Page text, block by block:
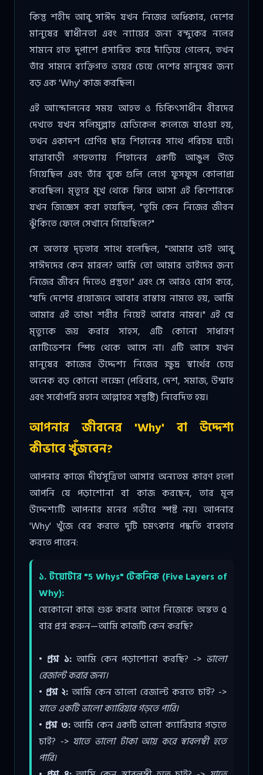
কিন্তু শহীদ আবু সাঈদ যখন নিজের অধিকার, দেশের
মানুষের স্বাধীনতা এবং ন্যায়ের জন্য বন্দুকের নলের
সামনে হাত দুপাশে প্রসারিত করে দাঁড়িয়ে গেলেন, তখন
তাঁর সামনে ব্যক্তিগত ভয়ের চেয়ে দেশের মানুষের জন্য
বড় এক 'Why' কাজ করছিল।
এই আন্দোলনের সময় আহত ও চিকিৎসাধীন বীরদের
দেখতে যখন সলিমুল্লাহ মেডিকেল কলেজে যাওয়া হয়,
তখন একাদশ শ্রেণির ছাত্র শিহানের সাথে পরিচয় ঘটে।
যাত্রাবাড়ী গণহত্যায় শিহানের একটি আঙুল উড়ে
গিয়েছিল এবং তাঁর বুকে গুলি লেগে ফুসফুস কোলাপ্স
করেছিল। মৃত্যুর মুখ থেকে ফিরে আসা এই কিশোরকে
যখন জিজ্ঞেস করা হয়েছিল, "তুমি কেন নিজের জীবন
ঝুঁকিতে ফেলে সেখানে গিয়েছিলে?"
সে অত্যন্ত দৃঢ়তার সাথে বলেছিল, "আমার ভাই আবু
সাঈদদের কেন মারল? আমি তো আমার ভাইদের জন্য
নিজের জীবন দিতেও প্রস্তুত।" এবং সে আরও যোগ করে,
"যদি দেশের প্রয়োজনে আবার রাস্তায় নামতে হয়, আমি
আমার এই ভাঙা শরীর নিয়েই আবার নামব।" এই যে
মৃত্যুকে জয় করার সাহস, এটি কোনো সাধারণ
মোটিভেশন স্পিচ থেকে আসে না। এটি আসে যখন
মানুষের কাজের উদ্দেশ্য নিজের ক্ষুদ্র স্বার্থের চেয়ে
অনেক বড় কোনো লক্ষ্যে (পরিবার, দেশ, সমাজ, উম্মাহ
এবং সর্বোপরি মহান আল্লাহর সন্তুষ্টি) নিবেদিত হয়।
আপনার জীবনের 'Why' বা উদ্দেশ্য
কীভাবে খুঁজবেন?
আপনার কাজে দীর্ঘসূত্রিতা আসার অন্যতম কারণ হলো
আপনি যে পড়াশোনা বা কাজ করছেন, তার মূল
উদ্দেশ্যটি আপনার মনের গভীরে স্পষ্ট নয়। আপনার
'Why' খুঁজে বের করতে দুটি চমৎকার পদ্ধতি ব্যবহার
করতে পারেন:
১. টয়োটার "5 Whys" টেকনিক (Five Layers of
Why):
যেকোনো কাজ শুরু করার আগে নিজেকে অন্তত ৫
বার প্রশ্ন করুন—আমি কাজটি কেন করছি?
• প্রশ্ন ১:আমি কেন পড়াশোনা করছি? -> ভালো
রেজাল্ট করার জন্য।
• প্রশ্ন ২:আমি কেন ভালো রেজাল্ট করতে চাই? ->
যাতে একটি ভালো ক্যারিয়ার গড়তে পারি।
• প্রশ্ন ৩:আমি কেন একটি ভালো ক্যারিয়ার গড়তে
চাই? -> যাতে ভালো টাকা আয় করে স্বাবলম্বী হতে
পারি।